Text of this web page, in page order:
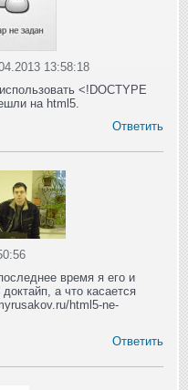
13:58:18
<!DOCTYPE
на html5.
Ответить
время я его и
а что касается
html5-ne-
Ответить